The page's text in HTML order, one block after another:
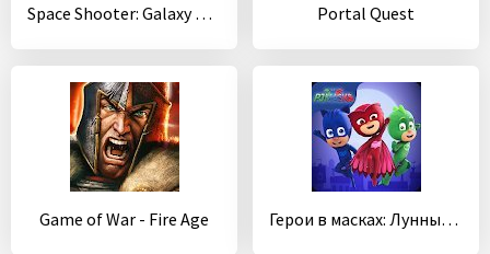
Space Shooter: Galaxy Attack Portal Quest
Game of War - Fire Age Герои в масках: Лунные герои